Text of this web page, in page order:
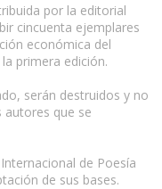
por la editorial
cincuenta ejemplares
económica del
primera edición.
serán destruidos y no
autores que se
de Poesía
de sus bases.